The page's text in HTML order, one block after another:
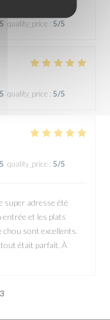
quality_price : 5/5
quality_price : 5/5
quality_price : 5/5
super adresse été
entrée et les plats
sont excellents.
était parfait. À
3